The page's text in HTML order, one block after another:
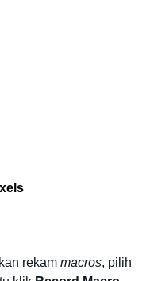
rekam macros, pilih